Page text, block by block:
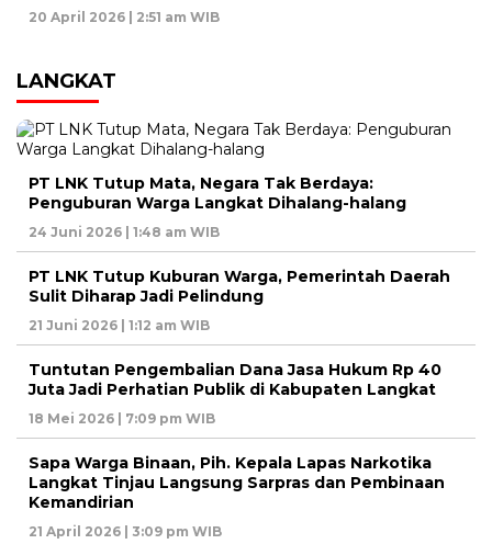
20 April 2026 | 2:51 am WIB
LANGKAT
PT LNK Tutup Mata, Negara Tak Berdaya:
Penguburan Warga Langkat Dihalang-halang
24 Juni 2026 | 1:48 am WIB
PT LNK Tutup Kuburan Warga, Pemerintah Daerah
Sulit Diharap Jadi Pelindung
21 Juni 2026 | 1:12 am WIB
Tuntutan Pengembalian Dana Jasa Hukum Rp 40
Juta Jadi Perhatian Publik di Kabupaten Langkat
18 Mei 2026 | 7:09 pm WIB
Sapa Warga Binaan, Pih. Kepala Lapas Narkotika
Langkat Tinjau Langsung Sarpras dan Pembinaan
Kemandirian
21 April 2026 | 3:09 pm WIB